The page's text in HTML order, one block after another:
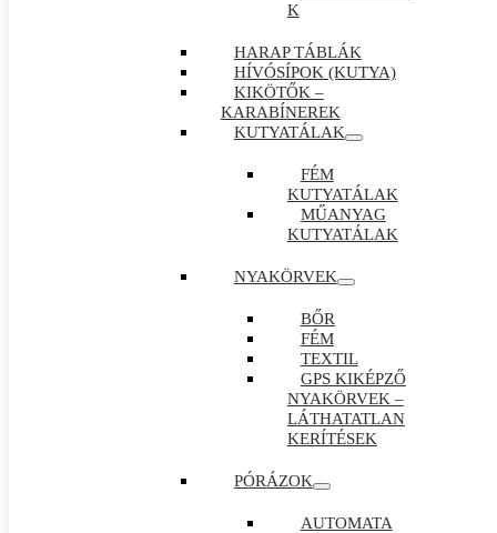
K
HARAP TÁBLÁK
HÍVÓSÍPOK (KUTYA)
KIKÖTŐK –
KARABÍNEREK
KUTYATÁLAK
FÉM
KUTYATÁLAK
MŰANYAG
KUTYATÁLAK
NYAKÖRVEK
BŐR
FÉM
TEXTIL
GPS KIKÉPZŐ
NYAKÖRVEK –
LÁTHATATLAN
KERÍTÉSEK
PÓRÁZOK
AUTOMATA